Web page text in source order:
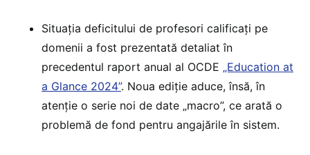
Situația deficitului de profesori calificați pe
domenii a fost prezentată detaliat în
precedentul raport anual al OCDE „Education at
a Glance 2024”. Noua ediție aduce, însă, în
atenție o serie noi de date „macro”, ce arată o
problemă de fond pentru angajările în sistem.